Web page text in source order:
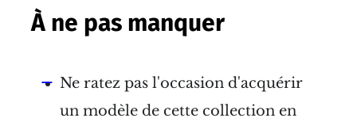
À ne pas manquer
Ne ratez pas l'occasion d'acquérir
un modèle de cette collection en